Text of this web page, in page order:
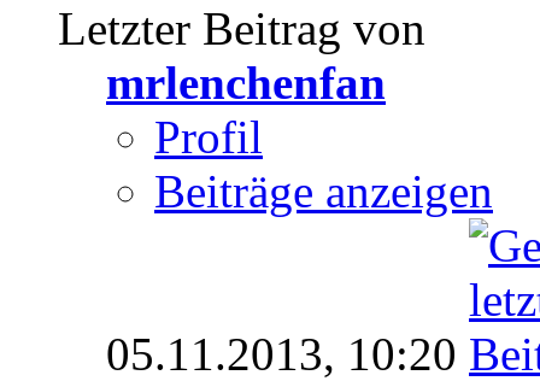
Letzter Beitrag von
mrlenchenfan
Profil
Beiträge anzeigen
05.11.2013, 10:20